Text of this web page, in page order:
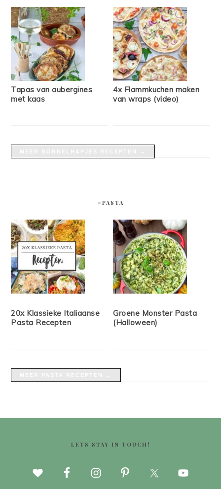
Tapas van aubergines
met kaas
4x Flammkuchen maken
van wraps (video)
#PASTA
20x Klassieke Italiaanse
Pasta Recepten
Groene Monster Pasta
(Halloween)
LETS STAY IN TOUCH!